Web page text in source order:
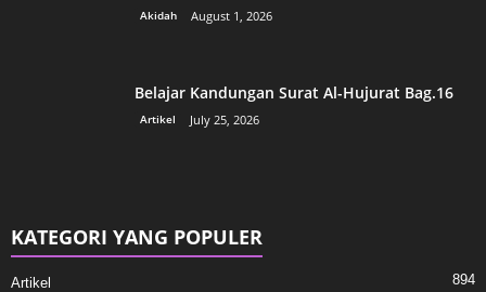
Akidah August 1, 2026
Belajar Kandungan Surat Al-Hujurat Bag.16
Artikel July 25, 2026
KATEGORI YANG POPULER
Artikel 894